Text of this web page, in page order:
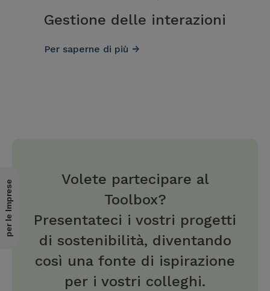
Gestione delle interazioni
Per saperne di più
Volete partecipare al
Toolbox?
Presentateci i vostri progetti
di sostenibilità, diventando
così una fonte di ispirazione
per i vostri colleghi.
per le Imprese